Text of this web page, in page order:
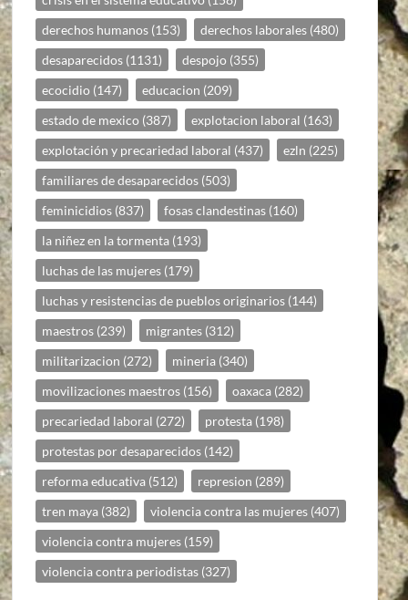
derechos humanos (153) derechos laborales (480)
desaparecidos (1131) despojo (355)
ecocidio (147) educacion (209)
estado de mexico (387) explotacion laboral (163)
explotación y precariedad laboral (437) ezln (225)
familiares de desaparecidos (503)
feminicidios (837) fosas clandestinas (160)
la niñez en la tormenta (193)
luchas de las mujeres (179)
luchas y resistencias de pueblos originarios (144)
maestros (239) migrantes (312)
militarizacion (272) mineria (340)
movilizaciones maestros (156) oaxaca (282)
precariedad laboral (272) protesta (198)
protestas por desaparecidos (142)
reforma educativa (512) represion (289)
tren maya (382) violencia contra las mujeres (407)
violencia contra mujeres (159)
violencia contra periodistas (327)